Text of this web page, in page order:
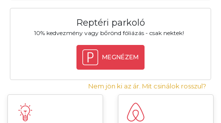
Reptéri parkoló
10% kedvezmény vagy bőrönd fóliázás - csak nektek!
MEGNÉZEM
Nem jön ki az ár. Mit csinálok rosszul?